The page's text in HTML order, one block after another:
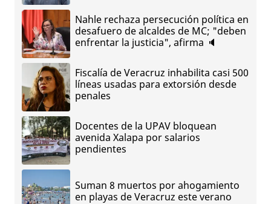
Nahle rechaza persecución política en
desafuero de alcaldes de MC; "deben
enfrentar la justicia", afirma 🔈
Fiscalía de Veracruz inhabilita casi 500
líneas usadas para extorsión desde
penales
Docentes de la UPAV bloquean
avenida Xalapa por salarios
pendientes
Suman 8 muertos por ahogamiento
en playas de Veracruz este verano